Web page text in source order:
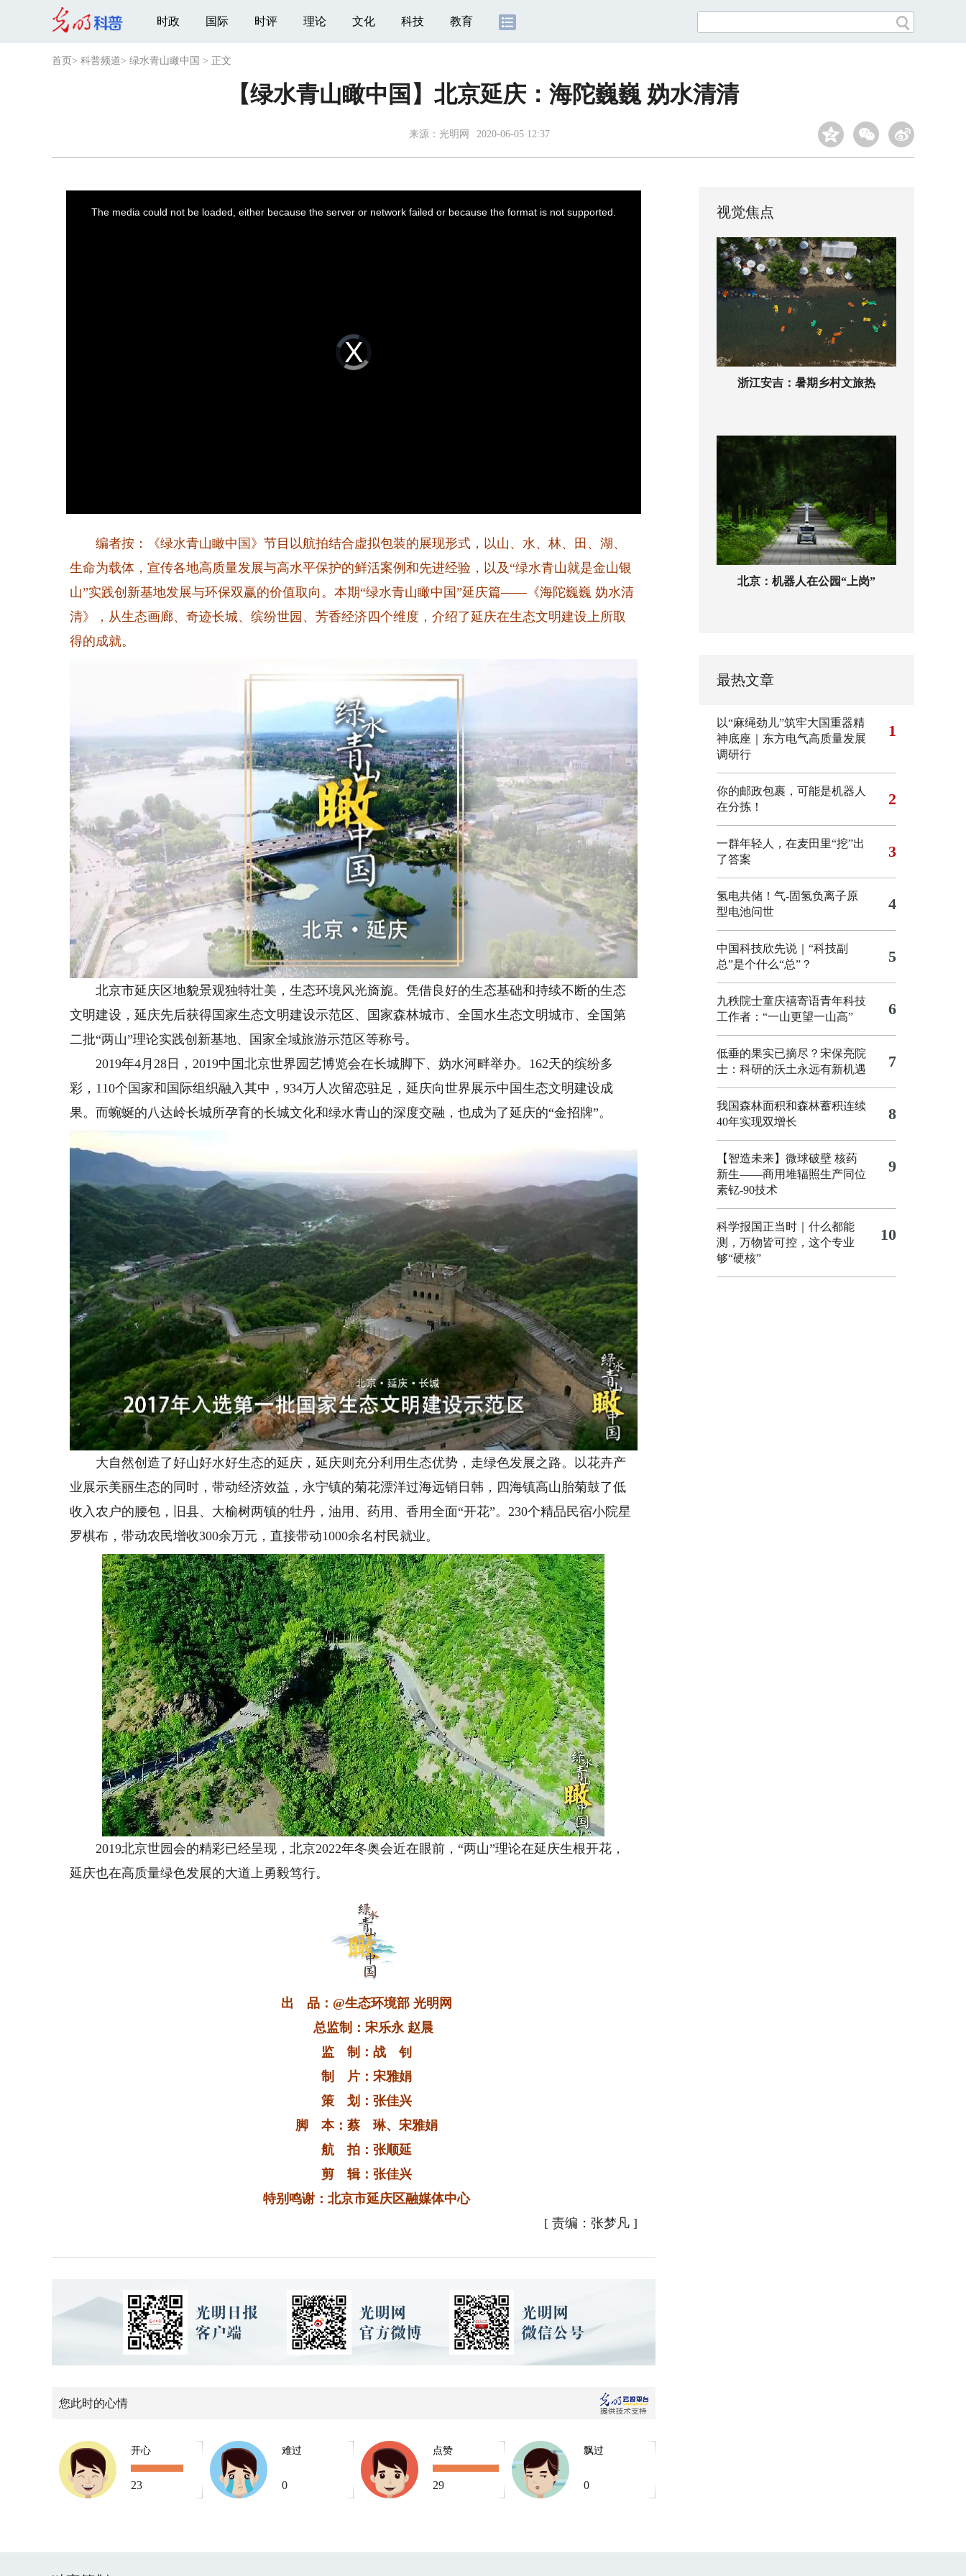
时政 国际 时评 理论 文化 科技 教育
首页 > 科普频道> 绿水青山瞰中国 > 正文
【绿水青山瞰中国】北京延庆：海陀巍巍 妫水清清
来源： 光明网 2020-06-05 12:37
Video
Player
loading.
The media could not be loaded, either because the server or network failed or because the format is not supported.
编者按：《绿水青山瞰中国》节目以航拍结合虚拟包装的展现形式，以山、水、林、田、湖、
生命为载体，宣传各地高质量发展与高水平保护的鲜活案例和先进经验，以及“绿水青山就是金山银
山”实践创新基地发展与环保双赢的价值取向。本期“绿水青山瞰中国”延庆篇——《海陀巍巍 妫水清
清》，从生态画廊、奇迹长城、缤纷世园、芳香经济四个维度，介绍了延庆在生态文明建设上所取
得的成就。
北京市延庆区地貌景观独特壮美，生态环境风光旖旎。凭借良好的生态基础和持续不断的生态
文明建设，延庆先后获得国家生态文明建设示范区、国家森林城市、全国水生态文明城市、全国第
二批“两山”理论实践创新基地、国家全域旅游示范区等称号。
2019年4月28日，2019中国北京世界园艺博览会在长城脚下、妫水河畔举办。162天的缤纷多
彩，110个国家和国际组织融入其中，934万人次留恋驻足，延庆向世界展示中国生态文明建设成
果。而蜿蜒的八达岭长城所孕育的长城文化和绿水青山的深度交融，也成为了延庆的“金招牌”。
大自然创造了好山好水好生态的延庆，延庆则充分利用生态优势，走绿色发展之路。以花卉产
业展示美丽生态的同时，带动经济效益，永宁镇的菊花漂洋过海远销日韩，四海镇高山胎菊鼓了低
收入农户的腰包，旧县、大榆树两镇的牡丹，油用、药用、香用全面“开花”。230个精品民宿小院星
罗棋布，带动农民增收300余万元，直接带动1000余名村民就业。
2019北京世园会的精彩已经呈现，北京2022年冬奥会近在眼前 ，“两山”理论在延庆生根开花，
延庆也在高质量绿色发展的大道上勇毅笃行。
出 品：@生态环境部 光明网
总监制：宋乐永 赵晨
监 制：战 钊
制 片：宋雅娟
策 划：张佳兴
脚 本：蔡 琳、宋雅娟
航 拍：张顺延
剪 辑：张佳兴
特别鸣谢：北京市延庆区融媒体中心
[ 责编：张梦凡]
您此时的心情
开心
23
难过
0
点赞
29
飘过
0
视觉焦点
浙江安吉：暑期乡村文旅热
北京：机器人在公园“上岗”
最热文章
以“麻绳劲儿”筑牢大国重器精
神底座｜东方电气高质量发展
调研行
1
你的邮政包裹，可能是机器人
在分拣！
2
一群年轻人，在麦田里“挖”出
了答案
3
氢电共储！气-固氢负离子原
型电池问世
4
中国科技欣先说｜“科技副
总”是个什么“总”？
5
九秩院士童庆禧寄语青年科技
工作者：“一山更望一山高”
6
低垂的果实已摘尽？宋保亮院
士：科研的沃土永远有新机遇
7
我国森林面积和森林蓄积连续
40年实现双增长
8
【智造未来】微球破壁 核药
新生——商用堆辐照生产同位
素钇-90技术
9
科学报国正当时｜什么都能
测，万物皆可控，这个专业
够“硬核”
10